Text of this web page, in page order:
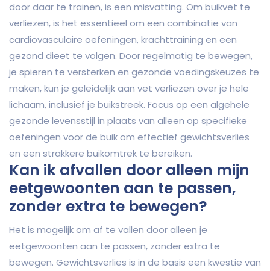
door daar te trainen, is een misvatting. Om buikvet te
verliezen, is het essentieel om een combinatie van
cardiovasculaire oefeningen, krachttraining en een
gezond dieet te volgen. Door regelmatig te bewegen,
je spieren te versterken en gezonde voedingskeuzes te
maken, kun je geleidelijk aan vet verliezen over je hele
lichaam, inclusief je buikstreek. Focus op een algehele
gezonde levensstijl in plaats van alleen op specifieke
oefeningen voor de buik om effectief gewichtsverlies
en een strakkere buikomtrek te bereiken.
Kan ik afvallen door alleen mijn
eetgewoonten aan te passen,
zonder extra te bewegen?
Het is mogelijk om af te vallen door alleen je
eetgewoonten aan te passen, zonder extra te
bewegen. Gewichtsverlies is in de basis een kwestie van